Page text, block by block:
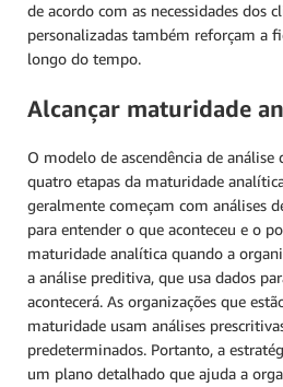
de acordo com as necessidades dos
personalizadas também reforçam a
longo do tempo.
Alcançar maturidade
O modelo de ascendência de análise
quatro etapas da maturidade
geralmente começam com análises
para entender o que aconteceu e o
maturidade analítica quando a
a análise preditiva, que usa dados
acontecerá. As organizações que
maturidade usam análises
predeterminados. Portanto, a
um plano detalhado que ajuda a